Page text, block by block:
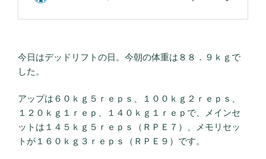
今日はデッドリフトの日。今朝の体重は８８．９ｋｇで
した。
アップは６０ｋｇ５ｒｅｐｓ、１００ｋｇ２ｒｅｐｓ、
１２０ｋｇ１ｒｅｐ、１４０ｋｇ１ｒｅｐで、メインセ
ットは１４５ｋｇ５ｒｅｐｓ（ＲＰＥ７）、メモリセッ
トが１６０ｋｇ３ｒｅｐｓ（ＲＰＥ９）です。